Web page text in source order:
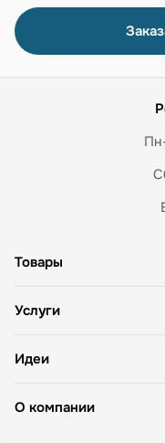
О компании
Товары
Услуги
Идеи